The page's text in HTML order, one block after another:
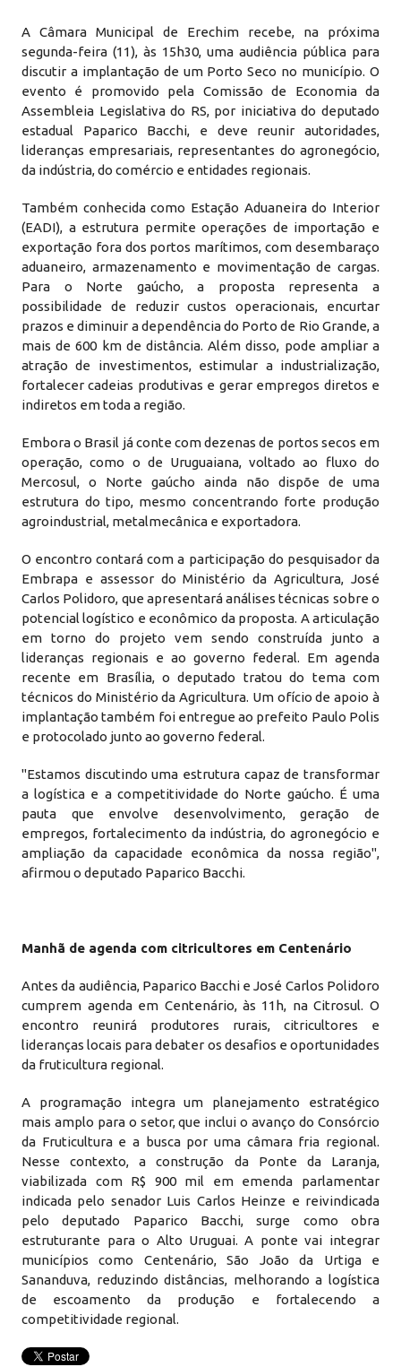
A Câmara Municipal de Erechim recebe, na próxima
segunda-feira (11), às 15h30, uma audiência pública para
discutir a implantação de um Porto Seco no município. O
evento é promovido pela Comissão de Economia da
Assembleia Legislativa do RS, por iniciativa do deputado
estadual Paparico Bacchi, e deve reunir autoridades,
lideranças empresariais, representantes do agronegócio,
da indústria, do comércio e entidades regionais.
Também conhecida como Estação Aduaneira do Interior
(EADI), a estrutura permite operações de importação e
exportação fora dos portos marítimos, com desembaraço
aduaneiro, armazenamento e movimentação de cargas.
Para o Norte gaúcho, a proposta representa a
possibilidade de reduzir custos operacionais, encurtar
prazos e diminuir a dependência do Porto de Rio Grande, a
mais de 600 km de distância. Além disso, pode ampliar a
atração de investimentos, estimular a industrialização,
fortalecer cadeias produtivas e gerar empregos diretos e
indiretos em toda a região.
Embora o Brasil já conte com dezenas de portos secos em
operação, como o de Uruguaiana, voltado ao fluxo do
Mercosul, o Norte gaúcho ainda não dispõe de uma
estrutura do tipo, mesmo concentrando forte produção
agroindustrial, metalmecânica e exportadora.
O encontro contará com a participação do pesquisador da
Embrapa e assessor do Ministério da Agricultura, José
Carlos Polidoro, que apresentará análises técnicas sobre o
potencial logístico e econômico da proposta. A articulação
em torno do projeto vem sendo construída junto a
lideranças regionais e ao governo federal. Em agenda
recente em Brasília, o deputado tratou do tema com
técnicos do Ministério da Agricultura. Um ofício de apoio à
implantação também foi entregue ao prefeito Paulo Polis
e protocolado junto ao governo federal.
"Estamos discutindo uma estrutura capaz de transformar
a logística e a competitividade do Norte gaúcho. É uma
pauta que envolve desenvolvimento, geração de
empregos, fortalecimento da indústria, do agronegócio e
ampliação da capacidade econômica da nossa região",
afirmou o deputado Paparico Bacchi.
Manhã de agenda com citricultores em Centenário
Antes da audiência, Paparico Bacchi e José Carlos Polidoro
cumprem agenda em Centenário, às 11h, na Citrosul. O
encontro reunirá produtores rurais, citricultores e
lideranças locais para debater os desafios e oportunidades
da fruticultura regional.
A programação integra um planejamento estratégico
mais amplo para o setor, que inclui o avanço do Consórcio
da Fruticultura e a busca por uma câmara fria regional.
Nesse contexto, a construção da Ponte da Laranja,
viabilizada com R$ 900 mil em emenda parlamentar
indicada pelo senador Luis Carlos Heinze e reivindicada
pelo deputado Paparico Bacchi, surge como obra
estruturante para o Alto Uruguai. A ponte vai integrar
municípios como Centenário, São João da Urtiga e
Sananduva, reduzindo distâncias, melhorando a logística
de escoamento da produção e fortalecendo a
competitividade regional.